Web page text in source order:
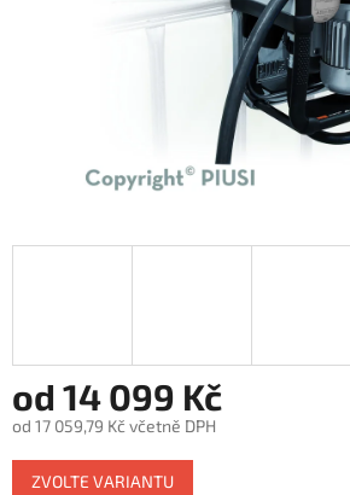
od 14 099 Kč
od 17 059,79 Kč včetně DPH
Měrná
cena:
ZVOLTE VARIANTU